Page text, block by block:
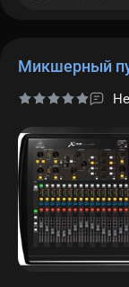
Микшерный